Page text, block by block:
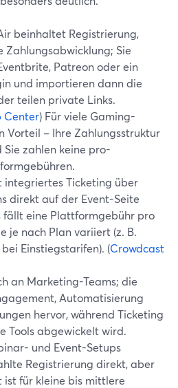
beinhaltet Registrierung,
Zahlungsabwicklung; Sie
Patreon oder ein
und importieren dann die
teilen private Links.
Center) Für viele Gaming-
Vorteil – Ihre Zahlungsstruktur
zahlen keine pro-
integriertes Ticketing über
direkt auf der Event-Seite
fällt eine Plattformgebühr pro
je nach Plan variiert (z. B.
Einstiegstarifen). (Crowdcast
an Marketing-Teams; die
Automatisierung
hervor, während Ticketing
Tools abgewickelt wird.
und Event-Setups
Registrierung direkt, aber
für kleine bis mittlere